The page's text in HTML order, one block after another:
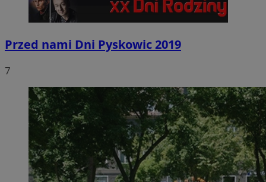
Przed nami Dni Pyskowic 2019
7